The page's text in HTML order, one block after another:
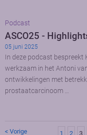
Podcast
ASCO25 -
05 juni 2025
In deze podcast bespreekt
werkzaam in het Antoni
ontwikkelingen met
prostaatcarcinoom …
< Vorige 1 2 3